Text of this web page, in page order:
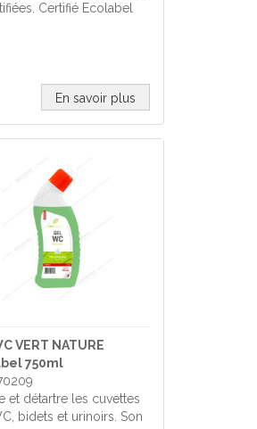
Certifié Ecolabel
En savoir plus
VERT NATURE
750ml
et détartre les cuvettes
bidets et urinoirs. Son